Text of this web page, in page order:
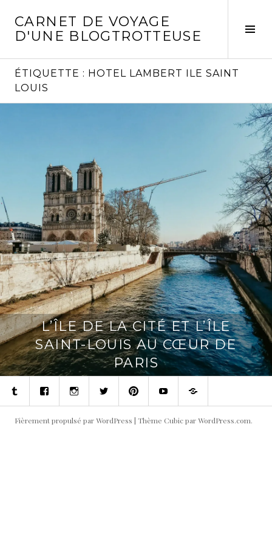
contenu
CARNET DE VOYAGE
D'UNE BLOGTROTTEUSE
ÉTIQUETTE : HOTEL LAMBERT ILE SAINT
LOUIS
L’ÎLE DE LA CITÉ ET L’ÎLE
SAINT-LOUIS AU CŒUR DE
PARIS
TumblrFacebookInstagramTwitterPinterestYoutubeContact
Fièrement propulsé par WordPress | Thème Cubic parWordPress.com.